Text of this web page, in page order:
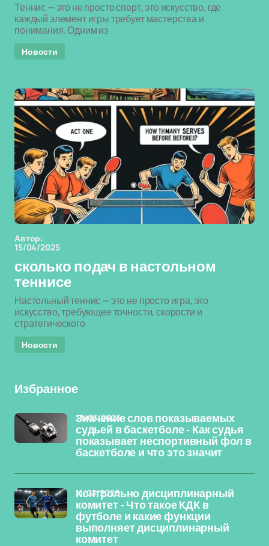
Теннис — это не просто спорт, это искусство, где
каждый элемент игры требует мастерства и
понимания. Одним из
Новости
Автор:
15/04/2025
сколько подач в настольном
теннисе
Настольный теннис — это не просто игра, это
искусство, требующее точности, скорости и
стратегического
Новости
Избранное
Значение слов показываемых
судьей в баскетболе - Как судья
показывает неспортивный фол в
баскетболе и что это значит
13/03/2026
Контрольно дисциплинарный
комитет - Что такое КДК в
футболе и какие функции
выполняет дисциплинарный
комитет
11/03/2026